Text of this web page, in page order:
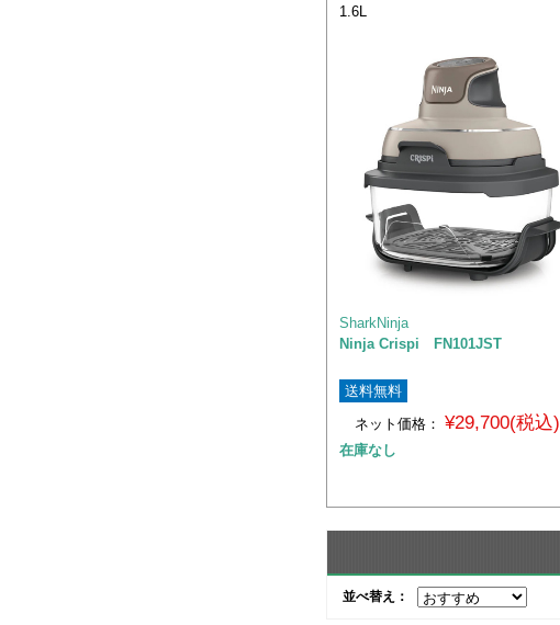
1.6L
SharkNinja
Ninja Crispi FN101JST
送料無料
ネット価格：
¥29,700(税込)
在庫なし
並べ替え：